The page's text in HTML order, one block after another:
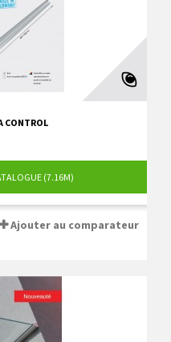
CONTROL
(7.16M)
Ajouter au comparateur